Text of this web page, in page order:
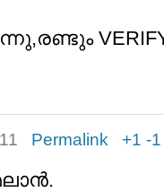
Permalink +1 -1